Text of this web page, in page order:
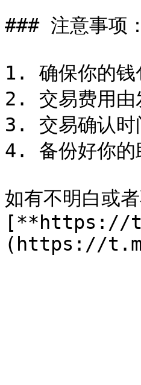
### 注意事项：
1. 确保你的钱
2. 交易费用由
3. 交易确认时
4. 备份好你的
如有不明白或
[**https://